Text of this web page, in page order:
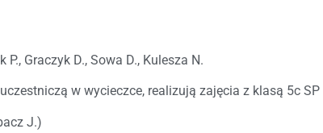
P., Graczyk D., Sowa D., Kulesza N.
w wycieczce, realizują zajęcia z klasą 5c SP
J.)